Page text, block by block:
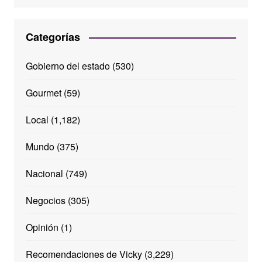
Categorías
Gobierno del estado(530)
Gourmet(59)
Local (1,182)
Mundo(375)
Nacional (749)
Negocios(305)
Opinión (1)
Recomendaciones de Vicky(3,229)